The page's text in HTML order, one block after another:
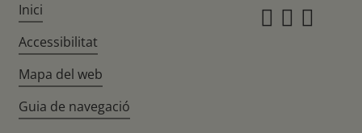
Inici
Accessibilitat
Mapa del web
Guia de navegació